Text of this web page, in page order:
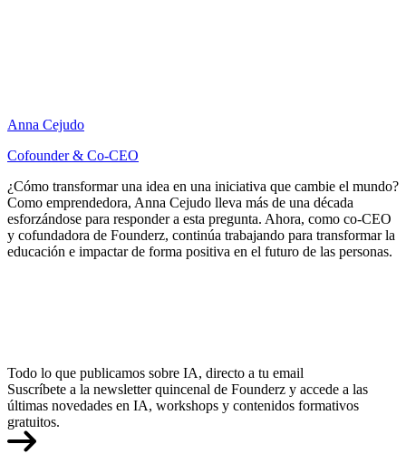
Anna Cejudo
Cofounder & Co-CEO
¿Cómo transformar una idea en una iniciativa que cambie el mundo?
Como emprendedora, Anna Cejudo lleva más de una década
esforzándose para responder a esta pregunta. Ahora, como co-CEO
y cofundadora de Founderz, continúa trabajando para transformar la
educación e impactar de forma positiva en el futuro de las personas.
Todo lo que publicamos sobre IA, directo a tu email
Suscríbete a la newsletter quincenal de Founderz y accede a las
últimas novedades en IA, workshops y contenidos formativos
gratuitos.